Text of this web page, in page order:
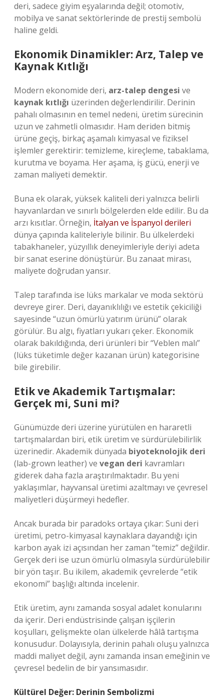
deri, sadece giyim eşyalarında değil; otomotiv,
mobilya ve sanat sektörlerinde de prestij sembolü
haline geldi.
Ekonomik Dinamikler: Arz, Talep ve
Kaynak Kıtlığı
Modern ekonomide deri, arz-talep dengesi ve
kaynak kıtlığı üzerinden değerlendirilir. Derinin
pahalı olmasının en temel nedeni, üretim sürecinin
uzun ve zahmetli olmasıdır. Ham deriden bitmiş
ürüne geçiş, birkaç aşamalı kimyasal ve fiziksel
işlemler gerektirir: temizleme, kireçleme, tabaklama,
kurutma ve boyama. Her aşama, iş gücü, enerji ve
zaman maliyeti demektir.
Buna ek olarak, yüksek kaliteli deri yalnızca belirli
hayvanlardan ve sınırlı bölgelerden elde edilir. Bu da
arzı kısıtlar. Örneğin, İtalyan ve İspanyol derileri
dünya çapında kaliteleriyle bilinir. Bu ülkelerdeki
tabakhaneler, yüzyıllık deneyimleriyle deriyi adeta
bir sanat eserine dönüştürür. Bu zanaat mirası,
maliyete doğrudan yansır.
Talep tarafında ise lüks markalar ve moda sektörü
devreye girer. Deri, dayanıklılığı ve estetik çekiciliği
sayesinde “uzun ömürlü yatırım ürünü” olarak
görülür. Bu algı, fiyatları yukarı çeker. Ekonomik
olarak bakıldığında, deri ürünleri bir “Veblen malı”
(lüks tüketimle değer kazanan ürün) kategorisine
bile girebilir.
Etik ve Akademik Tartışmalar:
Gerçek mi, Suni mi?
Günümüzde deri üzerine yürütülen en hararetli
tartışmalardan biri, etik üretim ve sürdürülebilirlik
üzerinedir. Akademik dünyada biyoteknolojik deri
(lab-grown leather) ve vegan deri kavramları
giderek daha fazla araştırılmaktadır. Bu yeni
yaklaşımlar, hayvansal üretimi azaltmayı ve çevresel
maliyetleri düşürmeyi hedefler.
Ancak burada bir paradoks ortaya çıkar: Suni deri
üretimi, petro-kimyasal kaynaklara dayandığı için
karbon ayak izi açısından her zaman “temiz” değildir.
Gerçek deri ise uzun ömürlü olmasıyla sürdürülebilir
bir yön taşır. Bu ikilem, akademik çevrelerde “etik
ekonomi” başlığı altında incelenir.
Etik üretim, aynı zamanda sosyal adalet konularını
da içerir. Deri endüstrisinde çalışan işçilerin
koşulları, gelişmekte olan ülkelerde hâlâ tartışma
konusudur. Dolayısıyla, derinin pahalı oluşu yalnızca
maddi maliyet değil, aynı zamanda insan emeğinin ve
çevresel bedelin de bir yansımasıdır.
Kültürel Değer: Derinin Sembolizmi